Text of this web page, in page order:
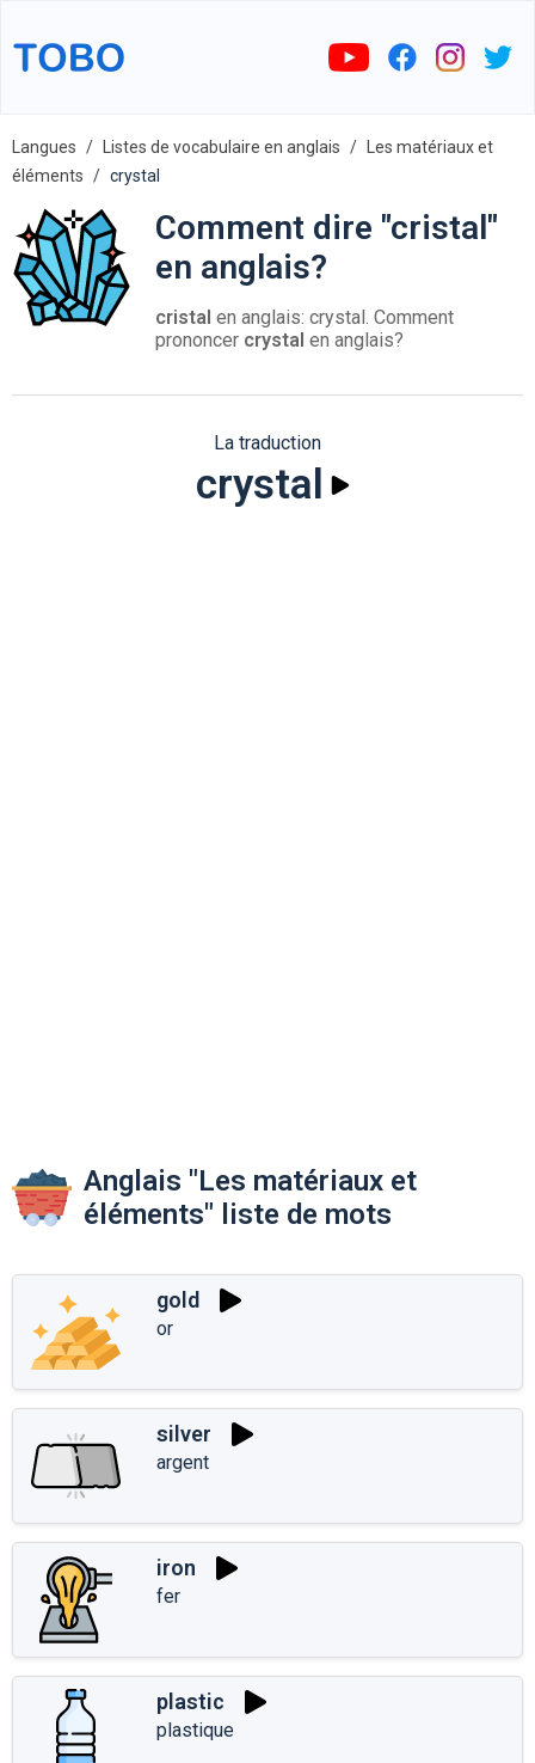
Langues Listes de vocabulaire en anglais
Les matériaux et
éléments
crystal
Comment dire "cristal"
en anglais?
cristal en anglais: crystal. Comment
prononcer crystal en anglais?
La traduction
crystal
Anglais "Les matériaux et
éléments" liste de mots
gold
or
silver
argent
iron
fer
plastic
plastique